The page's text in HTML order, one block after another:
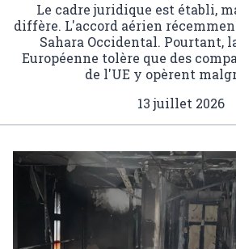
Le cadre juridique est établi,
diffère. L'accord aérien
Sahara Occidental. Pourtant,
Européenne tolère que des
de l'UE y opèrent
13 juillet 2026